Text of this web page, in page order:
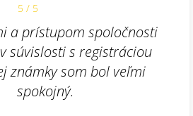
5 / 5
a prístupom spoločnosti
súvislosti s registráciou
známky som bol veľmi
spokojný.